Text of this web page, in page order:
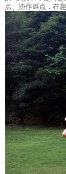
点、协作难点，在